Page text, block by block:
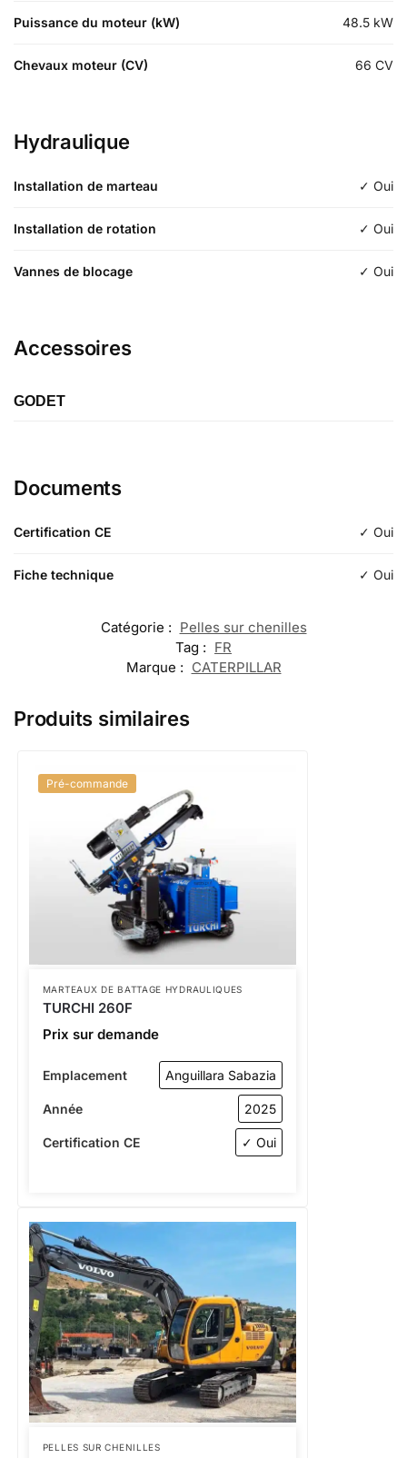
Puissance du moteur (kW) 48.5 kW
Chevaux moteur (CV) 66 CV
Hydraulique
Installation de marteau ✓ Oui
Installation de rotation ✓ Oui
Vannes de blocage ✓ Oui
Accessoires
GODET
d'excavation
Documents
Certification CE ✓ Oui
Fiche technique ✓ Oui
Catégorie : Pelles sur chenilles
Tag : FR
Marque : CATERPILLAR
Produits similaires
Pré-commande
MARTEAUX DE BATTAGE HYDRAULIQUES
TURCHI 260F
Prix sur demande
Emplacement Anguillara Sabazia
Année 2025
Certification CE ✓ Oui
PELLES SUR CHENILLES